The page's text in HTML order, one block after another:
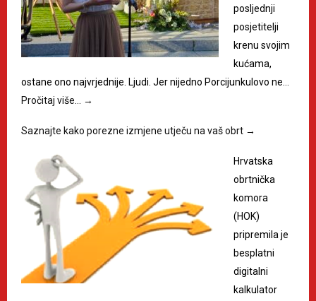
posljednji
posjetitelji
krenu svojim
kućama,
ostane ono najvrjednije. Ljudi. Jer nijedno Porcijunkulovo ne…
Pročitaj više…
→
Saznajte kako porezne izmjene utječu na vaš obrt →
Hrvatska
obrtnička
komora
(HOK)
pripremila je
besplatni
digitalni
kalkulator